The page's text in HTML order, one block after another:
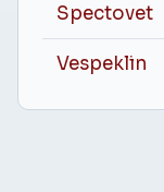
Spectovet
Vespeklin